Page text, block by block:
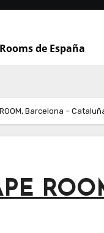
de España
Barcelona –